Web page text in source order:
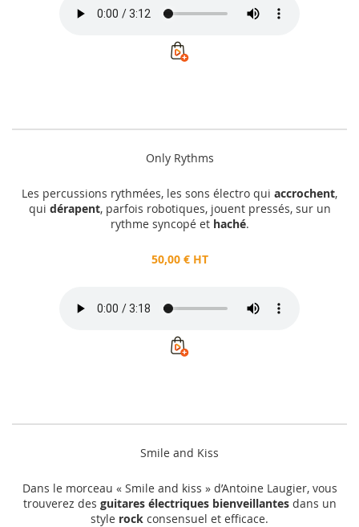
Only Rythms
Les percussions rythmées, les sons électro qui accrochent,
qui dérapent, parfois robotiques, jouent pressés, sur un
rythme syncopé et haché.
50,00 € HT
Smile and Kiss
Dans le morceau « Smile and kiss » d’Antoine Laugier, vous
trouverez des guitares électriques bienveillantesdans un
style rock consensuel et efficace.